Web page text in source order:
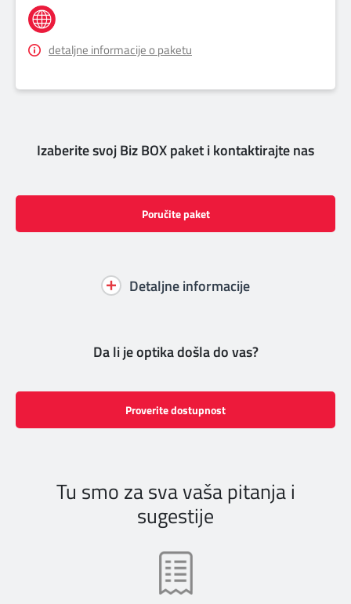
detaljne informacije o paketu
Izaberite svoj Biz BOX paket i kontaktirajte nas
Poručite paket
Detaljne informacije
Da li je optika došla do vas?
Proverite dostupnost
Tu smo za sva vaša pitanja i
sugestije